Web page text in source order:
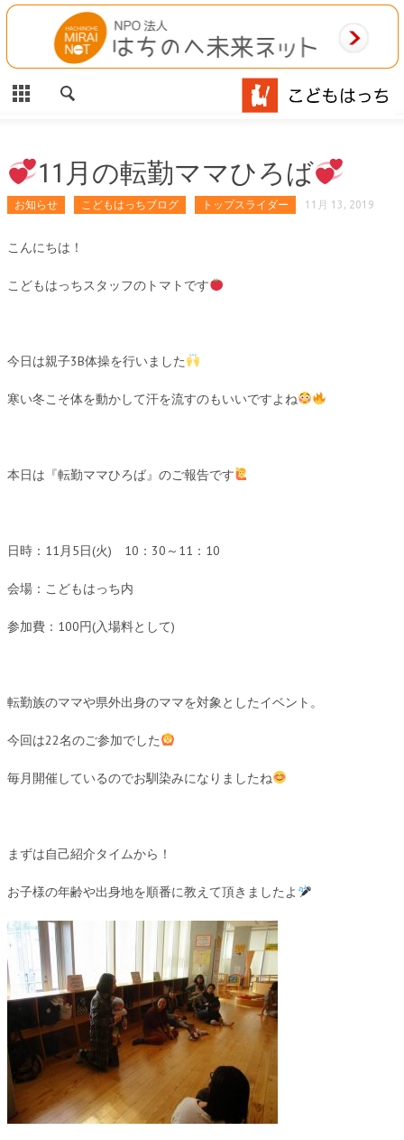
CLOSE
HOME
施設案内
相談事業
MAP
お問合わせ
11月の転勤ママひろば
お知らせ こどもはっちブログ トップスライダー 11月 13, 2019
こんにちは！
こどもはっちスタッフのトマトです
今日は親子3B体操を行いました
寒い冬こそ体を動かして汗を流すのもいいですよね
本日は『転勤ママひろば』のご報告です
日時：11月5日(火) 10：30～11：10
会場：こどもはっち内
参加費：100円(入場料として)
転勤族のママや県外出身のママを対象としたイベント。
今回は22名のご参加でした
毎月開催しているのでお馴染みになりましたね
まずは自己紹介タイムから！
お子様の年齢や出身地を順番に教えて頂きましたよ